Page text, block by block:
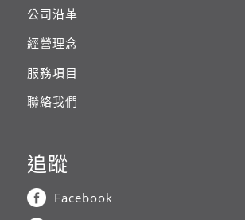
公司沿革
經營理念
服務項目
聯絡我們
追蹤
Facebook